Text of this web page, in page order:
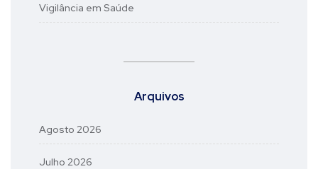
Vigilância em Saúde
Arquivos
Agosto 2026
Julho 2026